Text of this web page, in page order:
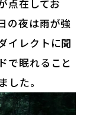
点在してお
の夜は雨が強
イレクトに聞
で眠れること
した。